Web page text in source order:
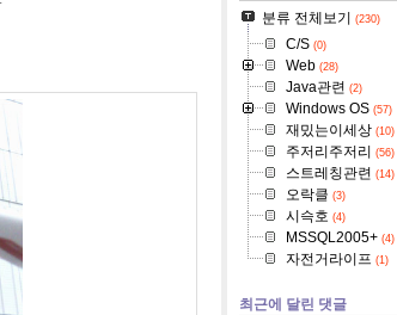
분류 전체보기
(230)
C/S(0)
Web(28)
Java관련 (2)
Windows OS(57)
재밌는이세상(10)
주저리주저리 (56)
스트레칭관련 (14)
오락클 (3)
시슥호 (4)
MSSQL2005+(4)
자전거라이프 (1)
최근에 달린 댓글